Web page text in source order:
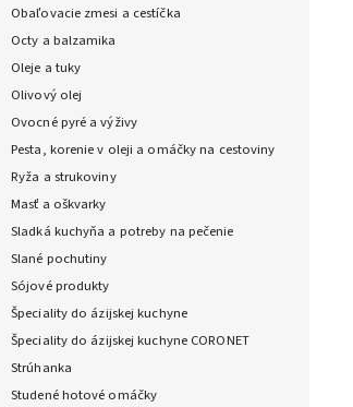
Obaľovacie zmesi a cestíčka
Octy a balzamika
Oleje a tuky
Olivový olej
Ovocné pyré a výživy
Pesta, korenie v oleji a omáčky na cestoviny
Ryža a strukoviny
Masť a oškvarky
Sladká kuchyňa a potreby na pečenie
Slané pochutiny
Sójové produkty
Špeciality do ázijskej kuchyne
Špeciality do ázijskej kuchyne CORONET
Strúhanka
Studené hotové omáčky